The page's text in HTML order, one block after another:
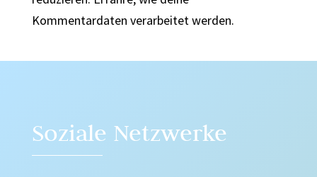
Kommentardaten verarbeitet werden.
Soziale Netzwerke